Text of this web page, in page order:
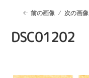
前の画像 次の画像
DSC01202